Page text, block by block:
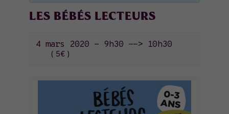
LES BÉBÉS LECTEURS
4 mars 2020 - 9h30 --> 10h30
5€